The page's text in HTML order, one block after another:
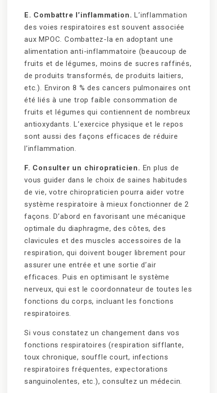
E. Combattre l’inflammation. L’inflammation
des voies respiratoires est souvent associée
aux MPOC. Combattez-la en adoptant une
alimentation anti-inflammatoire (beaucoup de
fruits et de légumes, moins de sucres raffinés,
de produits transformés, de produits laitiers,
etc.). Environ 8 % des cancers pulmonaires ont
été liés à une trop faible consommation de
fruits et légumes qui contiennent de nombreux
antioxydants. L’exercice physique et le repos
sont aussi des façons efficaces de réduire
l’inflammation.
F. Consulter un chiropraticien. En plus de
vous guider dans le choix de saines habitudes
de vie, votre chiropraticien pourra aider votre
système respiratoire à mieux fonctionner de 2
façons. D’abord en favorisant une mécanique
optimale du diaphragme, des côtes, des
clavicules et des muscles accessoires de la
respiration, qui doivent bouger librement pour
assurer une entrée et une sortie d’air
efficaces. Puis en optimisant le système
nerveux, qui est le coordonnateur de toutes les
fonctions du corps, incluant les fonctions
respiratoires.
Si vous constatez un changement dans vos
fonctions respiratoires (respiration sifflante,
toux chronique, souffle court, infections
respiratoires fréquentes, expectorations
sanguinolentes, etc.), consultez un médecin.